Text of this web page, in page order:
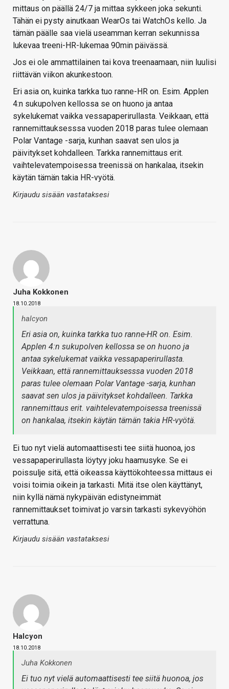
mittaus on päällä 24/7 ja mittaa sykkeen joka sekunti.
Tähän ei pysty ainutkaan WearOs tai WatchOs kello. Ja
tämän päälle saa vielä useamman kerran sekunnissa
lukevaa treeni-HR-lukemaa 90min päivässä.
Jos ei ole ammattilainen tai kova treenaamaan, niin luulisi
riittävän viikon akunkestoon.
Eri asia on, kuinka tarkka tuo ranne-HR on. Esim. Applen
4:n sukupolven kellossa se on huono ja antaa
sykelukemat vaikka vessapaperirullasta. Veikkaan, että
rannemittauksesssa vuoden 2018 paras tulee olemaan
Polar Vantage -sarja, kunhan saavat sen ulos ja
päivitykset kohdalleen. Tarkka rannemittaus erit.
vaihtelevatempoisessa treenissä on hankalaa, itsekin
käytän tämän takia HR-vyötä.
Kirjaudu sisään vastataksesi
Juha Kokkonen
18.10.2018
halcyon
Eri asia on, kuinka tarkka tuo ranne-HR on. Esim.
Applen 4:n sukupolven kellossa se on huono ja
antaa sykelukemat vaikka vessapaperirullasta.
Veikkaan, että rannemittauksesssa vuoden 2018
paras tulee olemaan Polar Vantage -sarja, kunhan
saavat sen ulos ja päivitykset kohdalleen. Tarkka
rannemittaus erit. vaihtelevatempoisessa treenissä
on hankalaa, itsekin käytän tämän takia HR-vyötä.
Ei tuo nyt vielä automaattisesti tee siitä huonoa, jos
vessapaperirullasta löytyy joku haamusyke. Se ei
poissulje sitä, että oikeassa käyttökohteessa mittaus ei
voisi toimia oikein ja tarkasti. Mitä itse olen käyttänyt,
niin kyllä nämä nykypäivän edistyneimmät
rannemittaukset toimivat jo varsin tarkasti sykevyöhön
verrattuna.
Kirjaudu sisään vastataksesi
Halcyon
18.10.2018
Juha Kokkonen
Ei tuo nyt vielä automaattisesti tee siitä huonoa, jos